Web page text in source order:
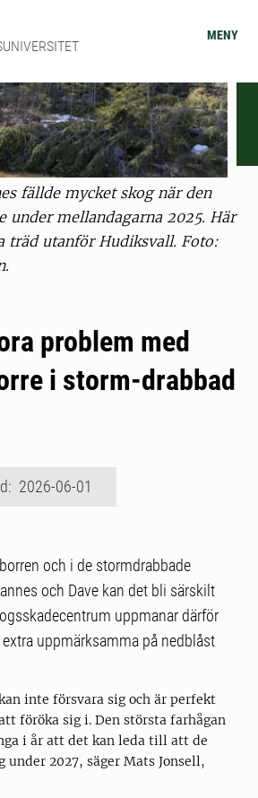
MENY
fällde mycket skog när den
under mellandagarna 2025. Här
träd utanför Hudiksvall. Foto:
problem med
i storm-drabbad
2026-06-01
och i de stormdrabbade
och Dave kan det bli särskilt
uppmanar därför
uppmärksamma på nedblåst
inte försvara sig och är perfekt
föröka sig i. Den största farhågan
i år att det kan leda till att de
under 2027, säger Mats Jonsell,